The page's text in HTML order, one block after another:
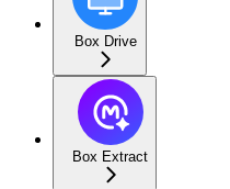
Box Drive
Box Extract